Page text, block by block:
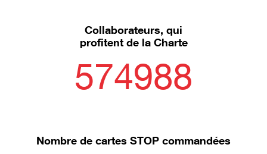
Collaborateurs, qui
profitent de la Charte
574988
Nombre de cartes STOP commandées